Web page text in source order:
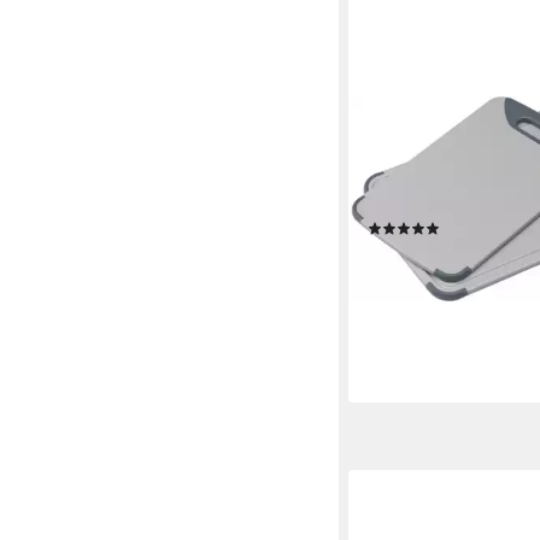
Schneidebrett,
25/38 und 20/32
29,99 €
lieferbar - in 1-2